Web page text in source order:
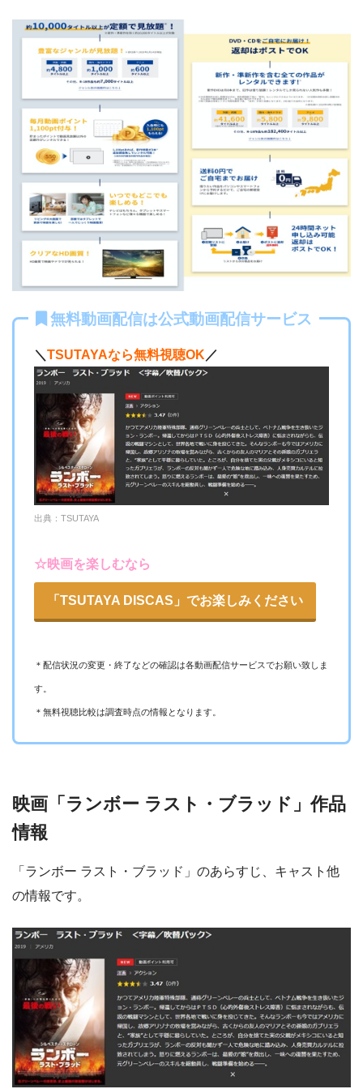
無料動画配信は公式動画配信サービス
＼ TSUTAYAなら無料視聴OK ／
出典：TSUTAYA
☆映画を楽しむなら
「TSUTAYA DISCAS」でお楽しみください
＊配信状況の変更・終了などの確認は各動画配信サービスでお願い致しま
す。
＊無料視聴比較は調査時点の情報となります。
映画「ランボー ラスト・ブラッド」作品
情報
「ランボー ラスト・ブラッド」のあらすじ、キャスト他
の情報です。